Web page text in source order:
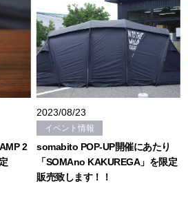
2
2023/08/23
イベント情報
somabito POP-UP開催にあたり
「SOMAno KAKUREGA」を限定
販売致します！！